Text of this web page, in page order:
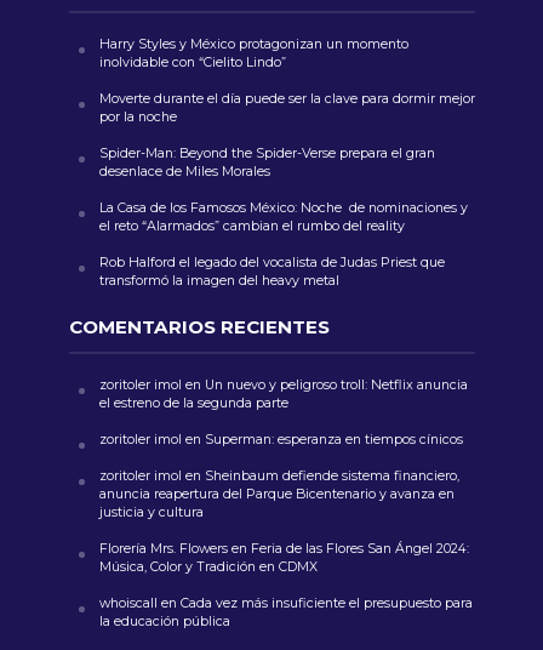
Harry Styles y México protagonizan un momento
inolvidable con “Cielito Lindo”
Moverte durante el día puede ser la clave para dormir mejor
por la noche
Spider-Man: Beyond the Spider-Verse prepara el gran
desenlace de Miles Morales
La Casa de los Famosos México: Noche de nominaciones y
el reto “Alarmados” cambian el rumbo del reality
Rob Halford el legado del vocalista de Judas Priest que
transformó la imagen del heavy metal
COMENTARIOS RECIENTES
zoritoler imol en Un nuevo y peligroso troll: Netflix anuncia
el estreno de la segunda parte
zoritoler imol en Superman: esperanza en tiempos cínicos
zoritoler imol en Sheinbaum defiende sistema financiero,
anuncia reapertura del Parque Bicentenario y avanza en
justicia y cultura
Florería Mrs. Flowersen Feria de las Flores San Ángel 2024:
Música, Color y Tradición en CDMX
whoiscall en Cada vez más insuficiente el presupuesto para
la educación pública